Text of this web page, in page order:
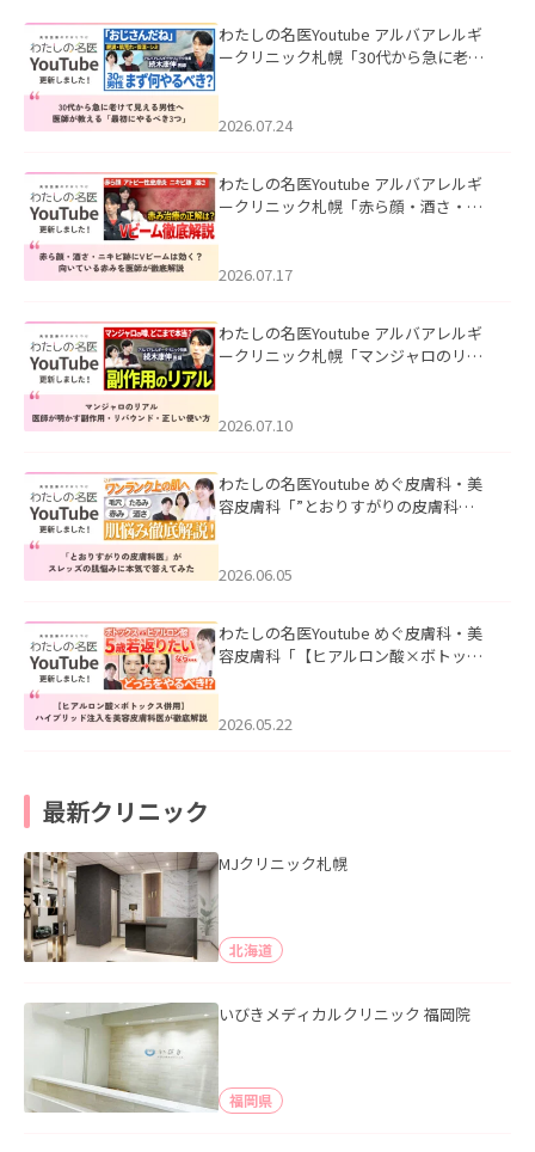
わたしの名医Youtube アルバアレルギ
ークリニック札幌「30代から急に老け
た。
2026.07.24
わたしの名医Youtube アルバアレルギ
ークリニック札幌「赤ら顔・酒さ・ニ
した。
2026.07.17
わたしの名医Youtube アルバアレルギ
ークリニック札幌「マンジャロのリア
た。
2026.07.10
わたしの名医Youtube めぐ皮膚科・美
容皮膚科「”とおりすがりの皮膚科
2026.06.05
わたしの名医Youtube めぐ皮膚科・美
容皮膚科「【ヒアルロン酸×ボトック
た。
2026.05.22
最新クリニック
MJクリニック札幌
北海道
いびきメディカルクリニック 福岡院
福岡県